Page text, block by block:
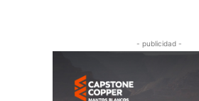
- publicidad -